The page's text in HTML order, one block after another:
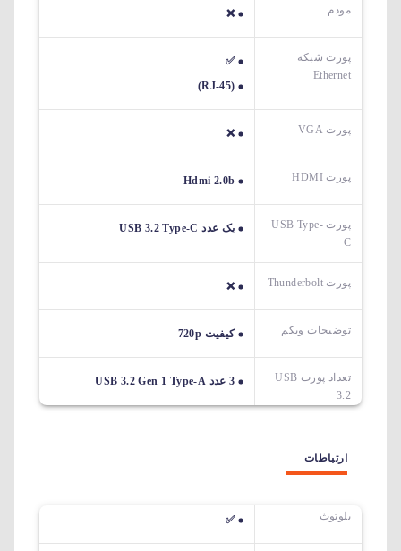
مودم ❌
پورت شبکه
Ethernet
✅
(RJ-45)
پورت VGA ❌
پورت HDMI Hdmi 2.0b
پورت USB Type-
C
یک عدد USB 3.2 Type-C
پورت Thunderbolt ❌
توضیحات وبکم کیفیت 720p
تعداد پورت USB
3.2
3 عدد USB 3.2 Gen 1 Type-A
ارتباطات
بلوتوث ✅